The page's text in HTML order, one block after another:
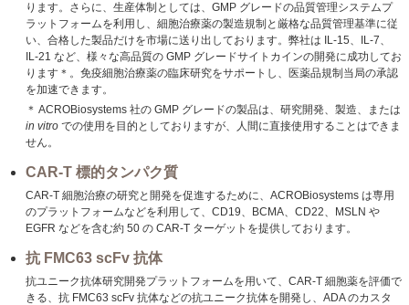
ります。さらに、生産体制としては、GMP グレードの品質管理システムプ
ラットフォームを利用し、細胞治療薬の製造規制と厳格な品質管理基準に従
い、合格した製品だけを市場に送り出しております。弊社は IL-15、IL-7、
IL-21 など、様々な高品質の GMP グレードサイトカインの開発に成功してお
ります＊。免疫細胞治療薬の臨床研究をサポートし、医薬品規制当局の承認
を加速できます。
＊ ACROBiosystems 社の GMP グレードの製品は、研究開発、製造、または
in vitro での使用を目的としておりますが、人間に直接使用することはできま
せん。
CAR-T 標的タンパク質
CAR-T 細胞治療の研究と開発を促進するために、ACROBiosystems は専用
のプラットフォームなどを利用して、CD19、BCMA、CD22、MSLN や
EGFR などを含む約 50 の CAR-T ターゲットを提供しております。
抗 FMC63 scFv 抗体
抗ユニーク抗体研究開発プラットフォームを用いて、CAR-T 細胞薬を評価で
きる、抗 FMC63 scFv 抗体などの抗ユニーク抗体を開発し、ADA のカスタ